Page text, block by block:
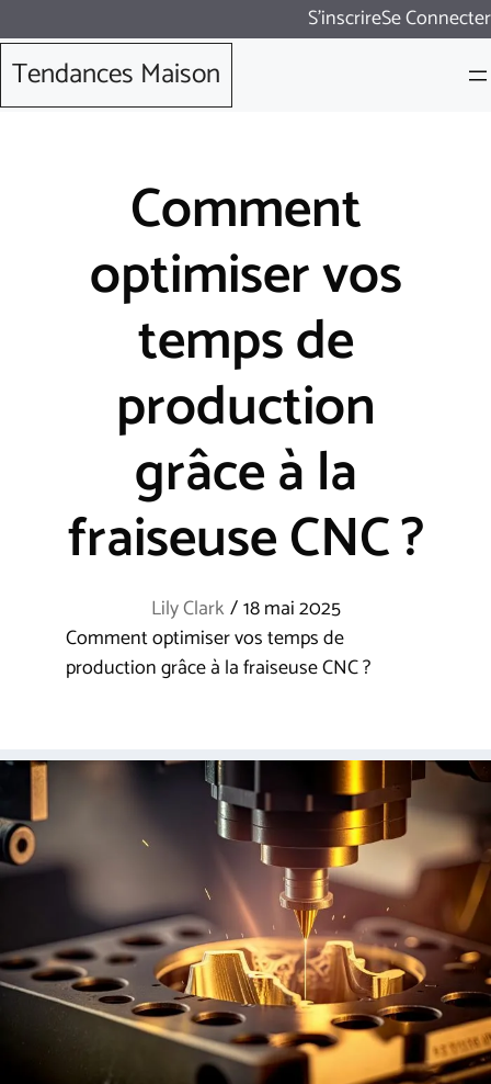
au
contenu
S'inscrireSe Connecter
Tendances Maison
Comment
optimiser vos
temps de
production
grâce à la
fraiseuse CNC ?
Lily Clark/18 mai 2025
Comment optimiser vos temps de
production grâce à la fraiseuse CNC ?